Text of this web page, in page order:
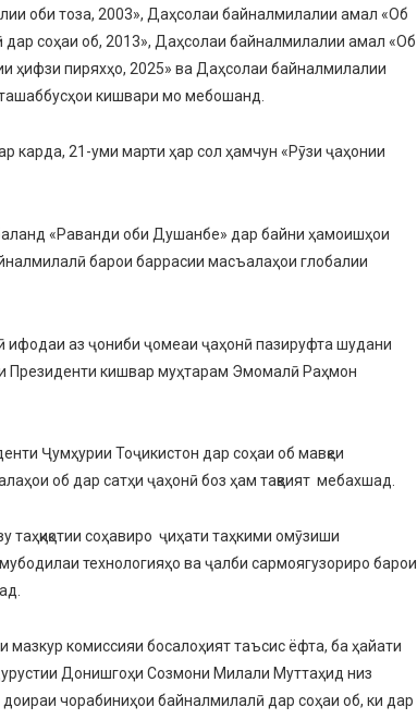
оби тоза, 2003», Даҳсолаи байналмилалии амал «Об
соҳаи об, 2013», Даҳсолаи байналмилалии амал «Об
ҳифзи пиряхҳо, 2025» ва Даҳсолаи байналмилалии
кишвари мо мебошанд.
карда, 21-уми марти ҳар сол ҳамчун «Рӯзи ҷаҳонии
«Раванди оби Душанбе» дар байни ҳамоишҳои
барои баррасии масъалаҳои глобалии
ифодаи аз ҷониби ҷомеаи ҷаҳонӣ пазируфта шудани
Президенти кишвар муҳтарам Эмомалӣ Раҳмон
Ҷумҳурии Тоҷикистон дар соҳаи об мавқеи
об дар сатҳи ҷаҳонӣ боз ҳам тақвият мебахшад.
таҳқиқотии соҳавиро ҷиҳати таҳкими омӯзиши
технологияҳо ва ҷалби сармоягузориро барои
комиссияи босалоҳият таъсис ёфта, ба ҳайати
Донишгоҳи Созмони Милали Муттаҳид низ
чорабиниҳои байналмилалӣ дар соҳаи об, ки дар